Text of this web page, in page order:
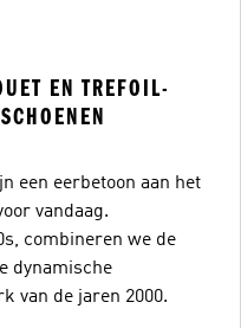
EN TREFOIL-
een eerbetoon aan het
vandaag.
combineren we de
dynamische
van de jaren 2000.